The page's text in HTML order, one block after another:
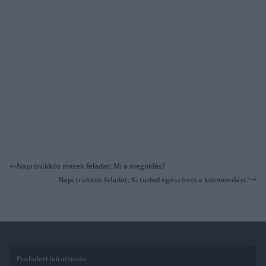
Napi trükkös matek feladat: Mi a megoldás?
Napi trükkös feladat: Ki tudod egészíteni a közmondást?
Pushalert leíratkozás